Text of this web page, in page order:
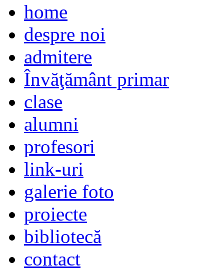
home
despre noi
admitere
Învăţământ primar
clase
alumni
profesori
link-uri
galerie foto
proiecte
bibliotecă
contact